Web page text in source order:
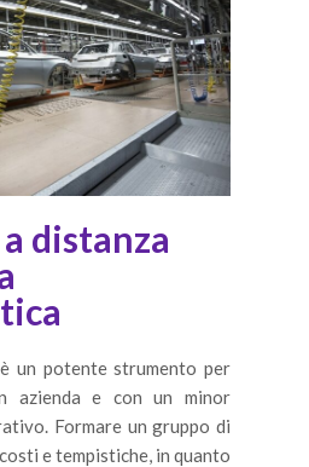
distanza
un potente strumento per
azienda e con un minor
Formare un gruppo di
e tempistiche, in quanto